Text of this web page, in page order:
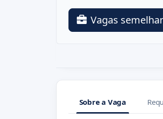
Vagas
Sobre a Vaga